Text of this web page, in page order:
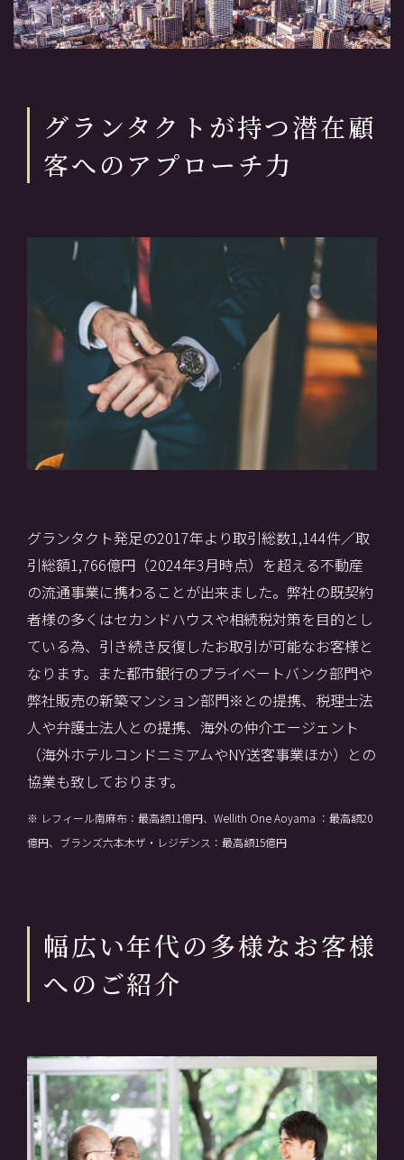
グランタクトが持つ潜在顧
客へのアプローチ力
グランタクト発足の2017年より取引総数1,144件／取
引総額1,766億円（2024年3月時点）を超える不動産
の流通事業に携わることが出来ました。弊社の既契約
者様の多くはセカンドハウスや相続税対策を目的とし
ている為、引き続き反復したお取引が可能なお客様と
なります。また都市銀行のプライベートバンク部門や
弊社販売の新築マンション部門※との提携、税理士法
人や弁護士法人との提携、海外の仲介エージェント
（海外ホテルコンドニミアムやNY送客事業ほか）との
協業も致しております。
※ レフィール南麻布：最高額11億円、Wellith One Aoyama ：最高額20
億円、ブランズ六本木ザ・レジデンス：最高額15億円
幅広い年代の多様なお客様
へのご紹介